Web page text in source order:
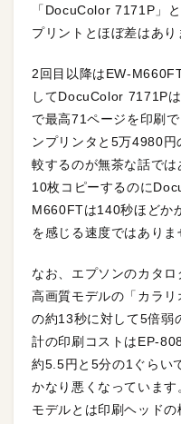
「DocuColor 7171P」
プリントとほぼ差はあり
2回目以降はEW-
してDocuColor 7171P
で最高71ページを印刷
ンプリンタと5万4980
較するのが無茶な話で
10枚コピーするのに
M660FTは140秒ほどか
を感じる速度ではありま
なお、エプソンのカタ
高画質モデルの「カラリ
の約13秒に対して5倍弱
計の印刷コストはEP-
約5.5円と5分の1ぐらい
かなり悪くなっていま
モデルとは印刷ヘッド